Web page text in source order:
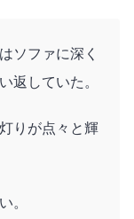
ソファに深く
返していた。
りが点々と輝
。